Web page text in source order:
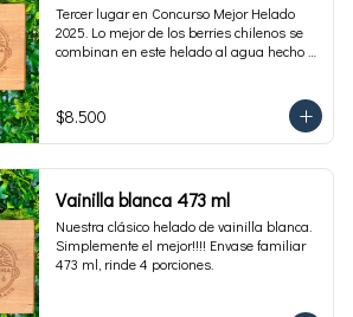
Tercer lugar en Concurso Mejor Helado
2025. Lo mejor de los berries chilenos se
combinan en este helado al agua hecho
473 ml. Rinde 4 porciones.
$8.500
Vainilla blanca 473 ml
Nuestra clásico helado de vainilla blanca.
Simplemente el mejor!!!! Envase familiar
473 ml, rinde 4 porciones.